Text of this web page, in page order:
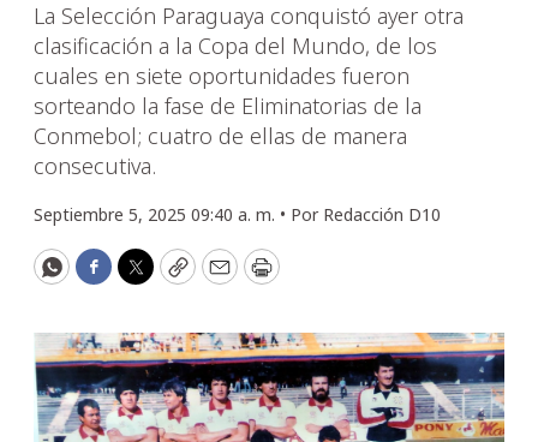
La Selección Paraguaya conquistó ayer otra
clasificación a la Copa del Mundo, de los
cuales en siete oportunidades fueron
sorteando la fase de Eliminatorias de la
Conmebol; cuatro de ellas de manera
consecutiva.
Septiembre 5, 2025 09:40 a. m. • Por Redacción D10
WhatsApp
Facebook
Twitter
CopyEmailPrint